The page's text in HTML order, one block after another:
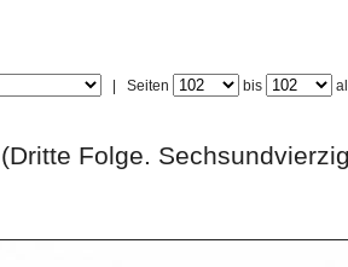
Seiten bis
(Dritte Folge.